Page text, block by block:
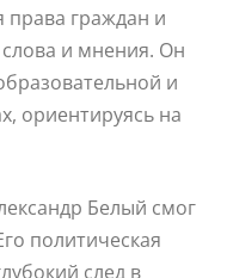
права граждан и
и мнения. Он
и
ориентируясь на
Белый смог
политическая
след в